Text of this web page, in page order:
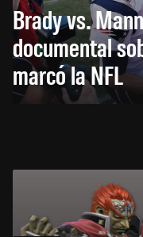
Brady vs.
documental
marcó la NFL